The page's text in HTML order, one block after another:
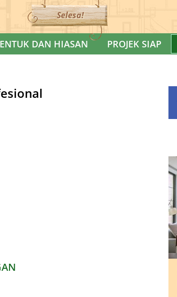
Selesa!
DAN HIASAN PROJEK SIAP